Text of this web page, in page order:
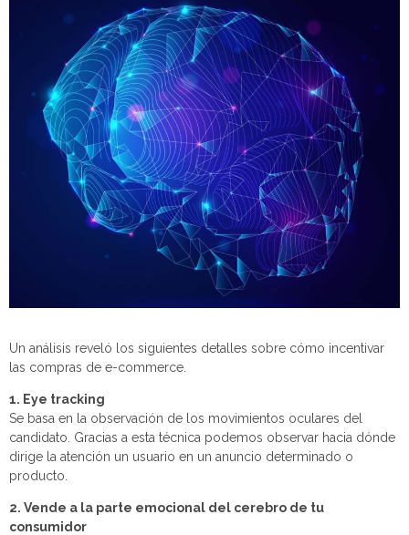
Un análisis reveló los siguientes detalles sobre cómo incentivar
las compras de e-commerce.
1. Eye tracking
Se basa en la observación de los movimientos oculares del
candidato. Gracias a esta técnica podemos observar hacia dónde
dirige la atención un usuario en un anuncio determinado o
producto.
2. Vende a la parte emocional del cerebro de tu
consumidor